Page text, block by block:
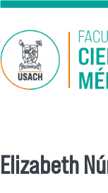
Pasar al contenido
Elizabeth